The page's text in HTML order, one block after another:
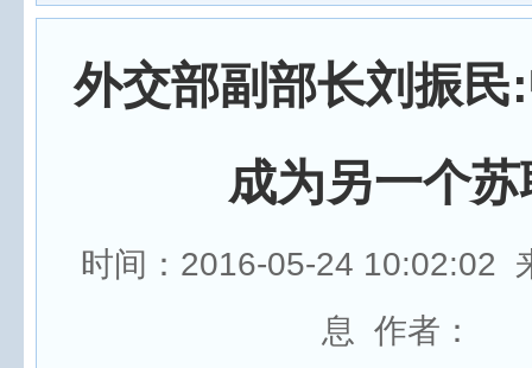
外交部副部长刘振民
成为另一个苏
时间：2016-05-24 10:02:02
息 作者：